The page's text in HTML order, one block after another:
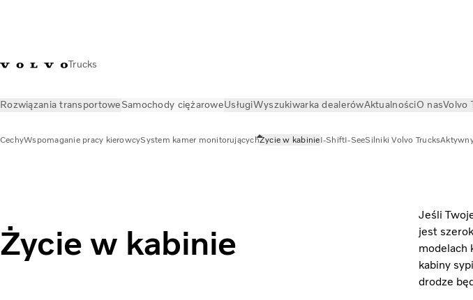
Trucks
Rozwiązania transportoweSamochody ciężaroweUsługiWyszukiwarka dealerówAktualnościO nasVolvo
CechyWspomaganie pracy kierowcySystem kamer monitorującychŻycie w kabinieI-ShiftI-SeeSilniki Volvo Trucks
Życie w kabinie
Jeśli
jest
modelach
kabiny
drodze